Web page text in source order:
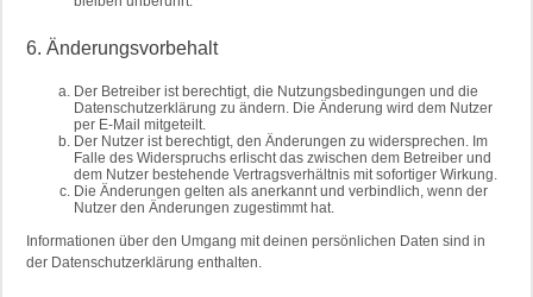
6. Änderungsvorbehalt
Der Betreiber ist berechtigt, die Nutzungsbedingungen und die
Datenschutzerklärung zu ändern. Die Änderung wird dem Nutzer
per E-Mail mitgeteilt.
Der Nutzer ist berechtigt, den Änderungen zu widersprechen. Im
Falle des Widerspruchs erlischt das zwischen dem Betreiber und
dem Nutzer bestehende Vertragsverhältnis mit sofortiger Wirkung.
Die Änderungen gelten als anerkannt und verbindlich, wenn der
Nutzer den Änderungen zugestimmt hat.
Informationen über den Umgang mit deinen persönlichen Daten sind in
der Datenschutzerklärung enthalten.